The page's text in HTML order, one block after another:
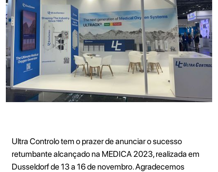
Ultra Controlo tem o prazer de anunciar o sucesso
retumbante alcançado na MEDICA 2023, realizada em
Dusseldorf de 13 a 16 de novembro. Agradecemos